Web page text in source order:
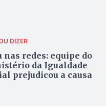
DIZER
nas redes: equipe do
da Igualdade
prejudicou a causa